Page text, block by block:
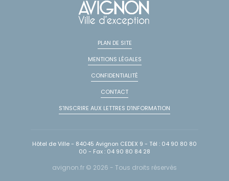
PLAN DE SITE
MENTIONS LÉGALES
CONFIDENTIALITÉ
CONTACT
S'INSCRIRE AUX LETTRES D'INFORMATION
Hôtel de Ville - 84045 Avignon CEDEX 9 - Tél : 04 90 80 80
00 - Fax : 04 90 80 84 28
avignon.fr © 2026 - Tous droits réservés